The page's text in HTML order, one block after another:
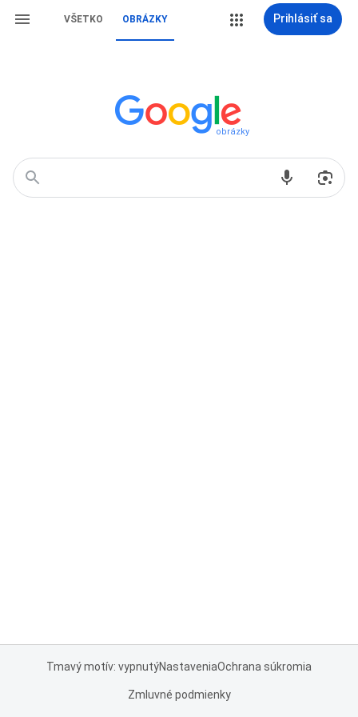
VŠETKO OBRÁZKY Prihlásiť sa
obrázky
Tmavý motív: vypnutýNastaveniaOchrana súkromia
Zmluvné podmienky